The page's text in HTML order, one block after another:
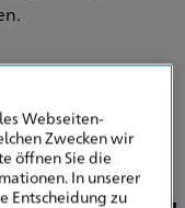
eine
Webseiten-
Zwecken wir
öffnen Sie die
In unserer
Entscheidung zu